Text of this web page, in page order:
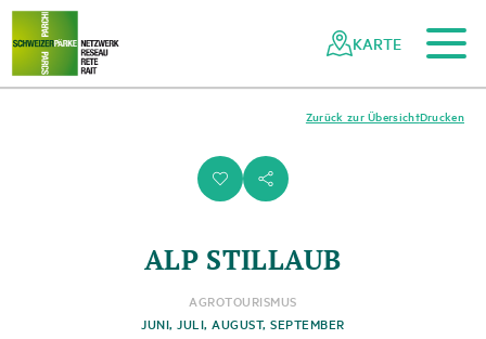
Navigieren
Netzwerk
Schweizer
Schnellnavigation
Zum Hauptinhalt
Zur mobilen Navigation
Zur Suche
Zum Fussbereich
Zur Sitemap
KARTE
i s
Drucken
Zurück zur Übersicht
ALP STILLAUB
AGROTOURISMUS
JUNI, JULI, AUGUST, SEPTEMBER